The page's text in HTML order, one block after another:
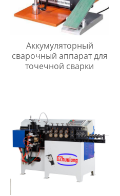
Аккумуляторный
сварочный аппарат для
точечной сварки